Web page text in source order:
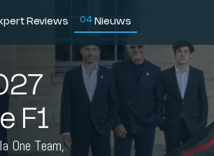
Reviews 04 Nieuws
F1
One Team,